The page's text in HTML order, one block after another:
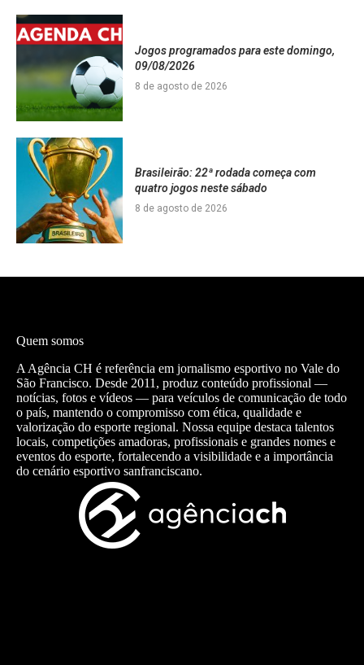
Jogos programados para este domingo,
09/08/2026
8 de agosto de 2026
Brasileirão: 22ª rodada começa com
quatro jogos neste sábado
8 de agosto de 2026
Quem somos
A Agência CH é referência em jornalismo esportivo no Vale do
São Francisco. Desde 2011, produz conteúdo profissional —
notícias, fotos e vídeos — para veículos de comunicação de todo
o país, mantendo o compromisso com ética, qualidade e
valorização do esporte regional. Nossa equipe destaca talentos
locais, competições amadoras, profissionais e grandes nomes e
eventos do esporte, fortalecendo a visibilidade e a importância
do cenário esportivo sanfranciscano.